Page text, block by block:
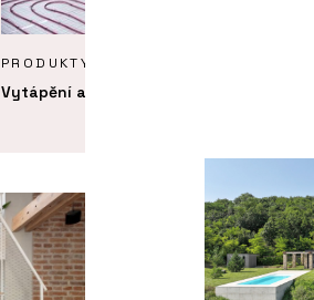
PRODUKTY
Vytápění a chlazení - REHAU